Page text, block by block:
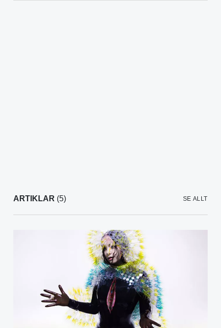
ARTIKLAR (5) SE ALLT